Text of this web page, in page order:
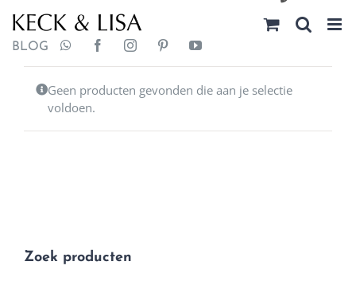
BLOG
Geen producten gevonden die aan je selectie
voldoen.
Zoek producten